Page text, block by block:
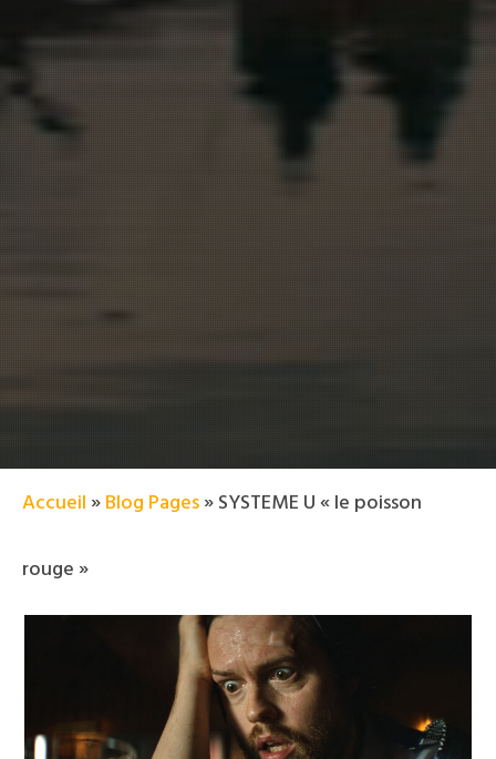
Accueil »Blog Pages»SYSTEME U « le poisson
rouge »